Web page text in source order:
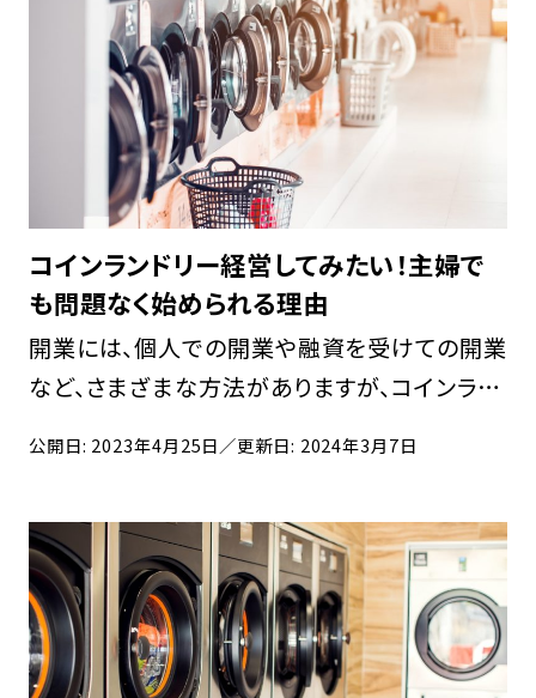
コインランドリー経営してみたい！主婦で
も問題なく始められる理由
開業には、個人での開業や融資を受けての開業
など、さまざまな方法がありますが、コインラン
での開業が人気を集めています。開業前から提
め、成 […]
公開日: 2023年4月25日／更新日: 2024年3月7日